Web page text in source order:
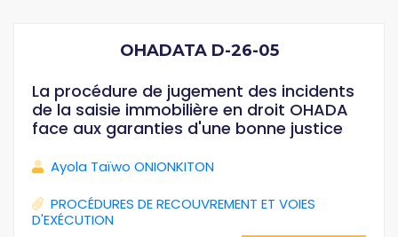
OHADATA D-26-05
La procédure de jugement des incidents
de la saisie immobilière en droit OHADA
face aux garanties d'une bonne justice
Ayola Taïwo ONIONKITON
PROCÉDURES DE RECOUVREMENT ET VOIES
D'EXÉCUTION